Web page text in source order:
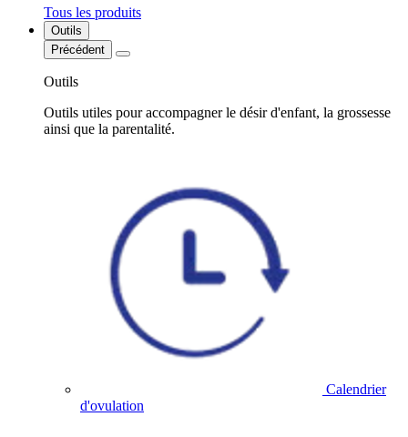
Tous les produits
Outils
Précédent
Outils
Outils utiles pour accompagner le désir d'enfant, la grossesse
ainsi que la parentalité.
Calendrier
d'ovulation